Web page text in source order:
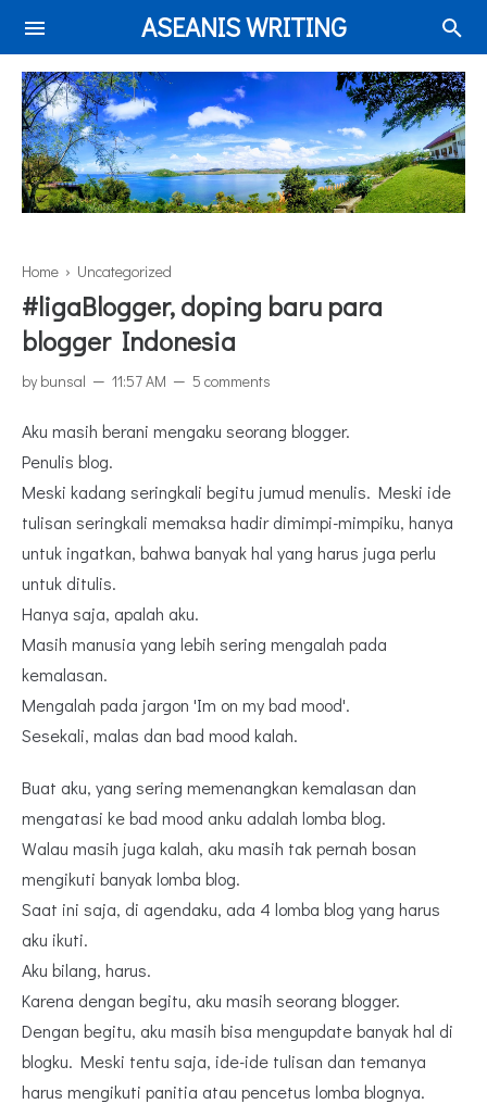
ASEANIS WRITING
Home › Uncategorized
#ligaBlogger, doping baru para
blogger Indonesia
by bunsal 11:57 AM 5 comments
Aku masih berani mengaku seorang blogger.
Penulis blog.
Meski kadang seringkali begitu jumud menulis. Meski ide
tulisan seringkali memaksa hadir dimimpi-mimpiku, hanya
untuk ingatkan, bahwa banyak hal yang harus juga perlu
untuk ditulis.
Hanya saja, apalah aku.
Masih manusia yang lebih sering mengalah pada
kemalasan.
Mengalah pada jargon 'Im on my bad mood'.
Sesekali, malas dan bad mood kalah.
Buat aku, yang sering memenangkan kemalasan dan
mengatasi ke bad mood anku adalah lomba blog.
Walau masih juga kalah, aku masih tak pernah bosan
mengikuti banyak lomba blog.
Saat ini saja, di agendaku, ada 4 lomba blog yang harus
aku ikuti.
Aku bilang, harus.
Karena dengan begitu, aku masih seorang blogger.
Dengan begitu, aku masih bisa mengupdate banyak hal di
blogku. Meski tentu saja, ide-ide tulisan dan temanya
harus mengikuti panitia atau pencetus lomba blognya.